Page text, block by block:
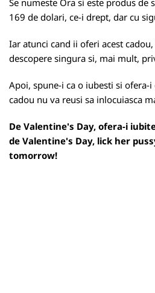
Se numeste Ora si este produs de
169 de dolari, ce-i drept, dar cu
Iar atunci cand ii oferi acest
descopere singura si, mai mult,
Apoi, spune-i ca o iubesti si
cadou nu va reusi sa inlocuiasca
De Valentine's Day, ofera-i
de Valentine's Day, lick her
tomorrow!